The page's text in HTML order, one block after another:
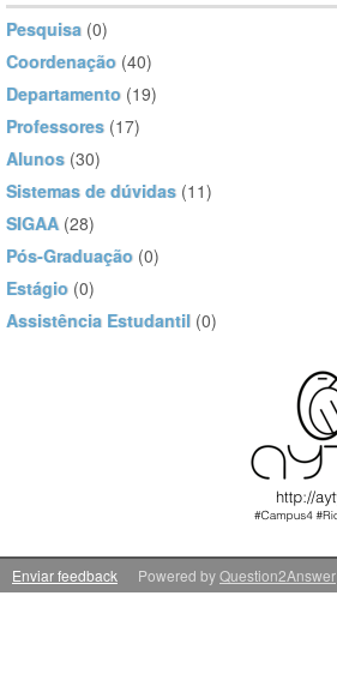
Pesquisa (0)
Coordenação (40)
Departamento (19)
Professores (17)
Alunos (30)
Sistemas de dúvidas (11)
SIGAA (28)
Pós-Graduação (0)
Estágio (0)
Assistência Estudantil (0)
Enviar feedback Powered byQuestion2Answer